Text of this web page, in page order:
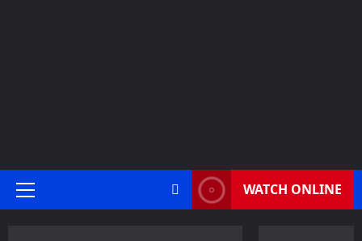
Primary
WATCH ONLINE